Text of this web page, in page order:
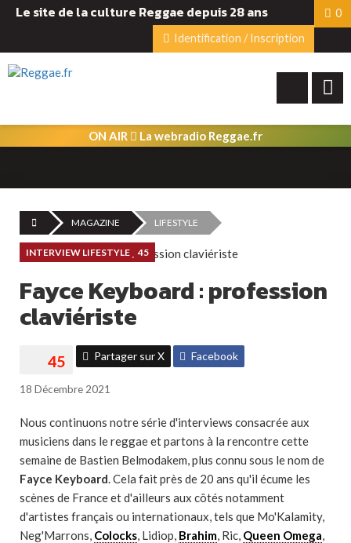
Le site de la culture Reggae depuis 28 ans
0
Identification / Inscription
ON AIR La webradio Reggae.fr
MAGAZINE LIFESTYLE
INTERVIEW LIFESTYLE 45
Fayce Keyboard : profession
claviériste
Partager sur X Facebook
18 Décembre 2021
Nous continuons notre série d'interviews consacrée aux
musiciens dans le reggae et partons à la rencontre cette
semaine de Bastien Belmodakem, plus connu sous le nom de
Fayce Keyboard. Cela fait près de 20 ans qu'il écume les
scènes de France et d'ailleurs aux côtés notamment
d'artistes français ou internationaux, tels que Mo'Kalamity,
Neg'Marrons, Colocks, Lidiop, Brahim, Ric, Queen Omega,